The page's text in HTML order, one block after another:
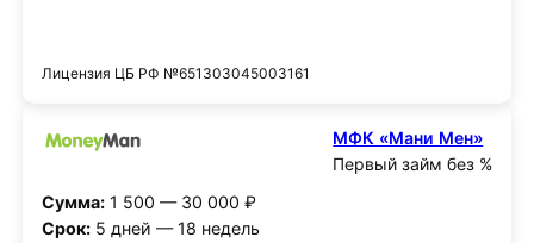
Лицензия ЦБ РФ №651303045003161
МФК «Мани Мен»
Первый займ без %
Сумма:1 500 — 30 000 ₽
Срок:5 дней — 18 недель